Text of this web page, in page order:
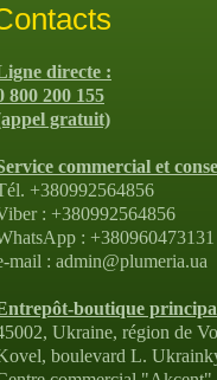
directe :
800 200 155
gratuit)
commercial et
+380992564856
: +380992564856
: +380960473131
mail : admin@plumeria.ua
boutique
Ukraine, région de
boulevard L.